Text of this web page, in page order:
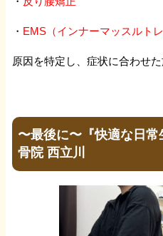
・ EMS（インナーマッスルトレ
原因を特定し、症状に合わせた
〜最後に〜『快適な日
骨院 西立川